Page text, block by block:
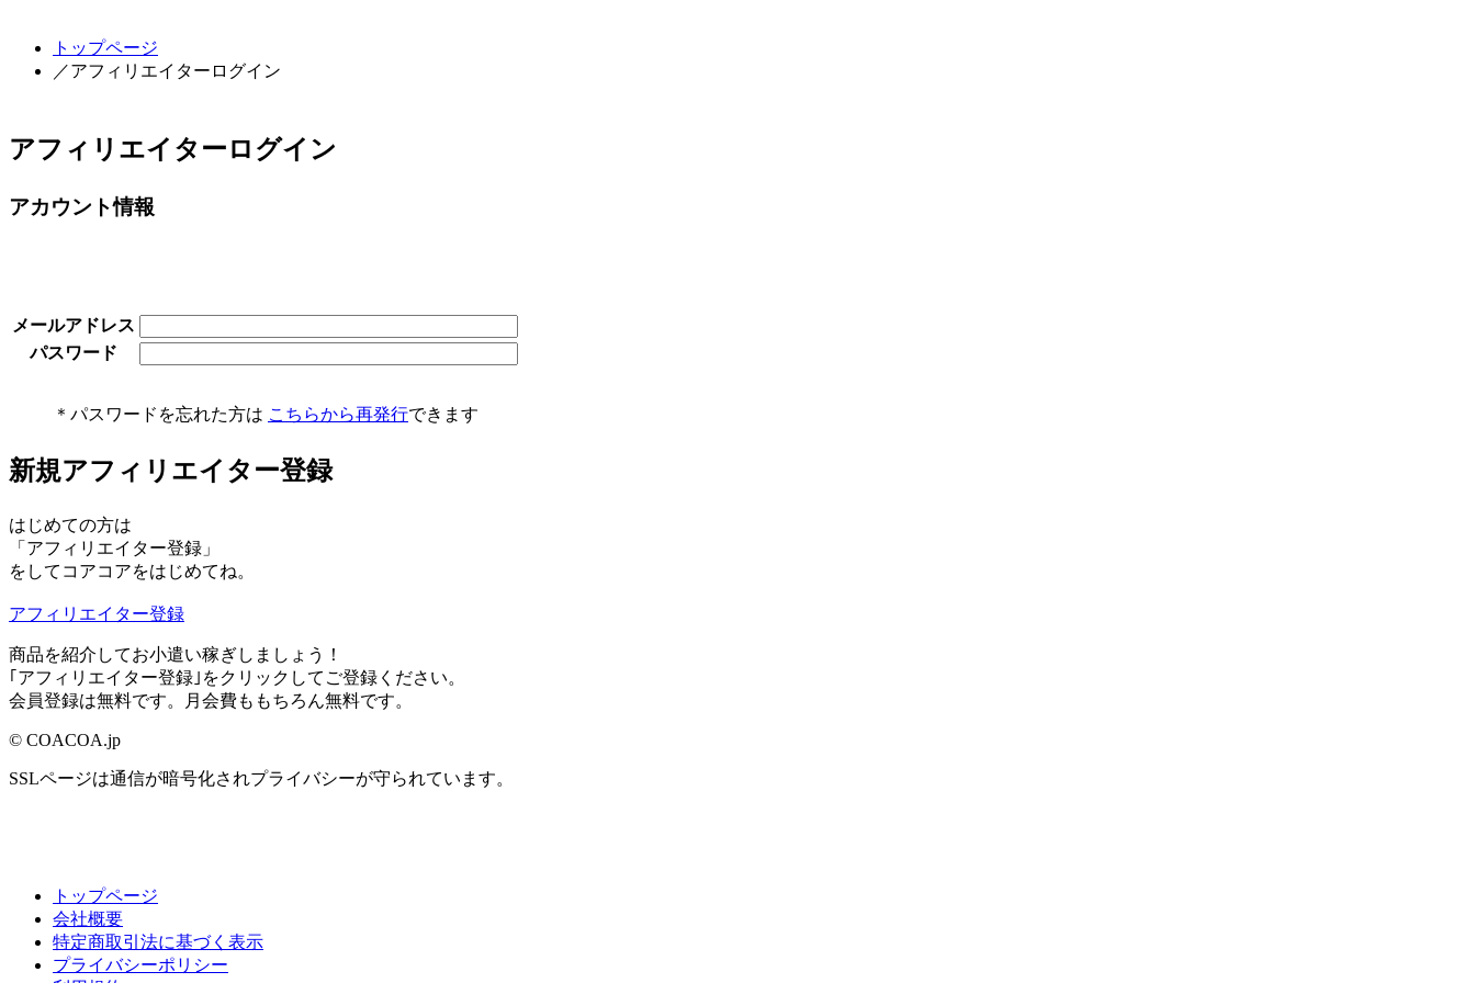
トップページ
／アフィリエイターログイン
アフィリエイターログイン
アカウント情報
メールアドレス
パスワード
＊パスワードを忘れた方は こちらから再発行できます
新規アフィリエイター登録
はじめての方は
「アフィリエイター登録」
をしてコアコアをはじめてね。
アフィリエイター登録
商品を紹介してお小遣い稼ぎしましょう！
｢アフィリエイター登録｣をクリックしてご登録ください。
会員登録は無料です。月会費ももちろん無料です。
© COACOA.jp
SSLページは通信が暗号化されプライバシーが守られています。
トップページ
会社概要
特定商取引法に基づく表示
プライバシーポリシー